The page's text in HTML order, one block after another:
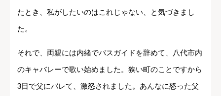
たとき、私がしたいのはこれじゃない、と気づきまし
た。
それで、両親には内緒でバスガイドを辞めて、八代市内
のキャバレーで歌い始めました。狭い町のことですから
3日で父にバレて、激怒されました。あんなに怒った父